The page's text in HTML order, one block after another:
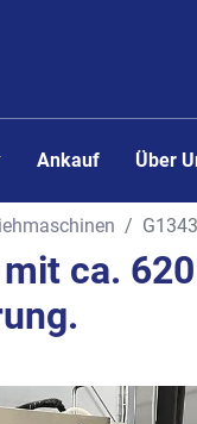
Ankauf Über
ca.